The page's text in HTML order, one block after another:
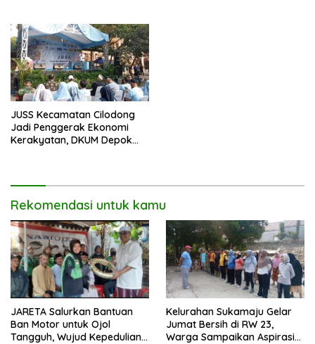
JUSS Kecamatan Cilodong
Jadi Penggerak Ekonomi
Kerakyatan, DKUM Depok
Rekomendasi untuk kamu
JARETA Salurkan Bantuan
Ban Motor untuk Ojol
Tangguh, Wujud Kepedulian
Kelurahan Sukamaju Gelar
Jumat Bersih di RW 23,
Warga Sampaikan Aspirasi